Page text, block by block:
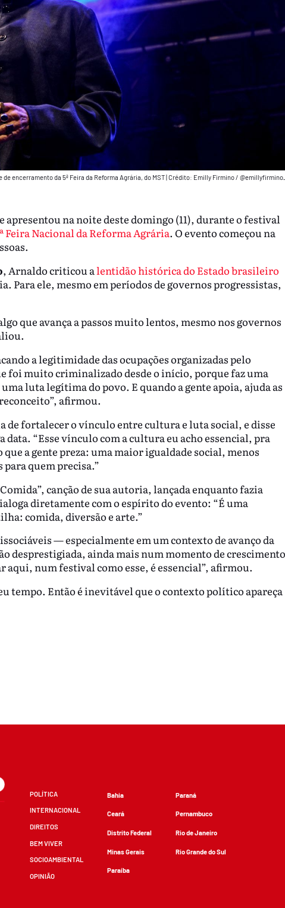
encerramento da 5ª Feira da Reforma Agrária, do MST|Crédito: Emilly Firmino / @emillyfirmino_
na noite deste domingo (11), durante o festival
Feira Nacional da Reforma Agrária. O evento começou na
, Arnaldo criticou alentidão histórica do Estado brasileiro
Para ele, mesmo em períodos de governos progressistas,
que avança a passos muito lentos, mesmo nos governos
a legitimidade das ocupações organizadas pelo
foi muito criminalizado desde o início, porque faz uma
luta legítima do povo. E quando a gente apoia, ajuda as
afirmou.
de fortalecer o vínculo entre cultura e luta social, e disse
data. “Esse vínculo com a cultura eu acho essencial, pra
que a gente preza: uma maior igualdade social, menos
quem precisa.”
canção de sua autoria, lançada enquanto fazia
diretamente com o espírito do evento: “É uma
comida, diversão e arte.”
— especialmente em um contexto de avanço da
desprestigiada, ainda mais num momento de crescimento
aqui, num festival como esse, é essencial”, afirmou.
tempo. Então é inevitável que o contexto político apareça
POLÍTICA
INTERNACIONAL
DIREITOS
BEM VIVER
SOCIOAMBIENTAL
OPINIÃO
Bahia
Ceará
Distrito Federal
Minas Gerais
Paraíba
Paraná
Pernambuco
Rio de Janeiro
Rio Grande do Sul